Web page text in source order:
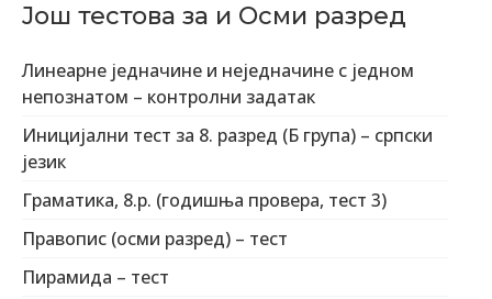
Још тестова за и Осми разред
Линеарне једначине и неједначине с једном
непознатом – контролни задатак
Иницијални тест за 8. разред (Б група) – српски
језик
Граматика, 8.р. (годишња провера, тест 3)
Правопис (осми разред) – тест
Пирамидa – тест